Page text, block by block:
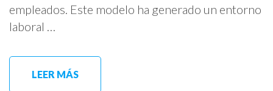
empleados. Este modelo ha generado un entorno
laboral …
LEER MÁS